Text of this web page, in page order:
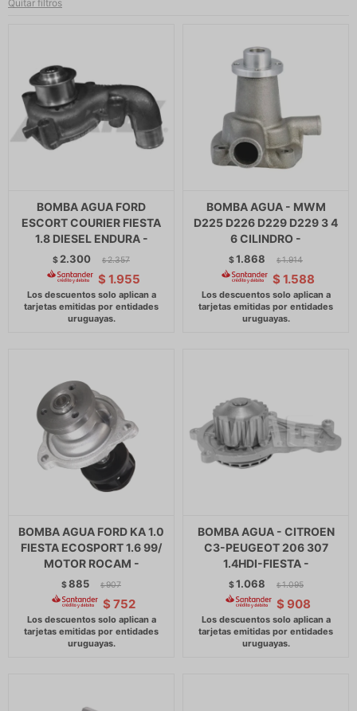
Quitar filtros
BOMBA AGUA FORD
ESCORT COURIER FIESTA
1.8 DIESEL ENDURA -
$ 2.300 $ 2.357
$ 1.955
BOMBA AGUA - MWM
D225 D226 D229 D229 3 4
6 CILINDRO -
$1.868 $ 1.914
$ 1.588
BOMBA AGUA FORD KA 1.0
FIESTA ECOSPORT 1.6 99/
MOTOR ROCAM -
$885 $ 907
$ 752
BOMBA AGUA - CITROEN
C3-PEUGEOT 206 307
1.4HDI-FIESTA -
$1.068 $ 1.095
$ 908